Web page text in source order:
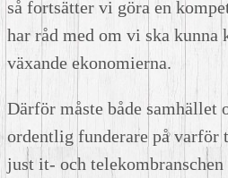
så fortsätter vi göra en
har råd med om vi ska kunna
växande ekonomierna.
Därför måste både samhället
ordentlig funderare på varför
just it- och